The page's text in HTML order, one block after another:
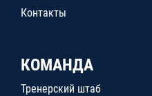
Контакты
КОМАНДА
Тренерский штаб